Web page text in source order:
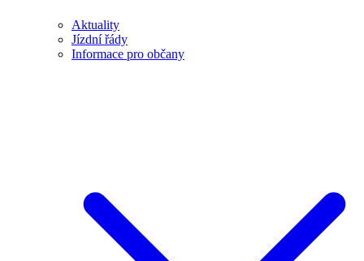
Aktuality
Jízdní řády
Informace pro občany